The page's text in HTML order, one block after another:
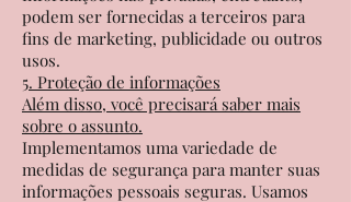
podem ser fornecidas a terceiros para
fins de marketing, publicidade ou outros
usos.
5. Proteção de informações
Além disso, você precisará saber mais
sobre o assunto.
Implementamos uma variedade de
medidas de segurança para manter suas
informações pessoais seguras. Usamos